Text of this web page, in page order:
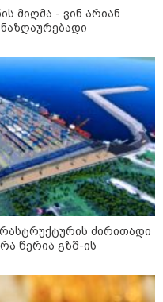
08-2026
გადაარჩინა და
დინებამ გაიტაცა,
იპოვეს
08-2026
თუ სად შეძლებენ
სასურველი ზომისა
სასკოლო
შეძენას
მდინარეში
ახალგაზრდა დედა-
მიღმა - ვინ არიან
ძირითადი
წერია გზშ-ის